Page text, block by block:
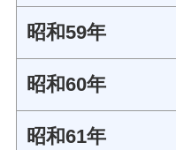
昭和59年
昭和60年
昭和61年